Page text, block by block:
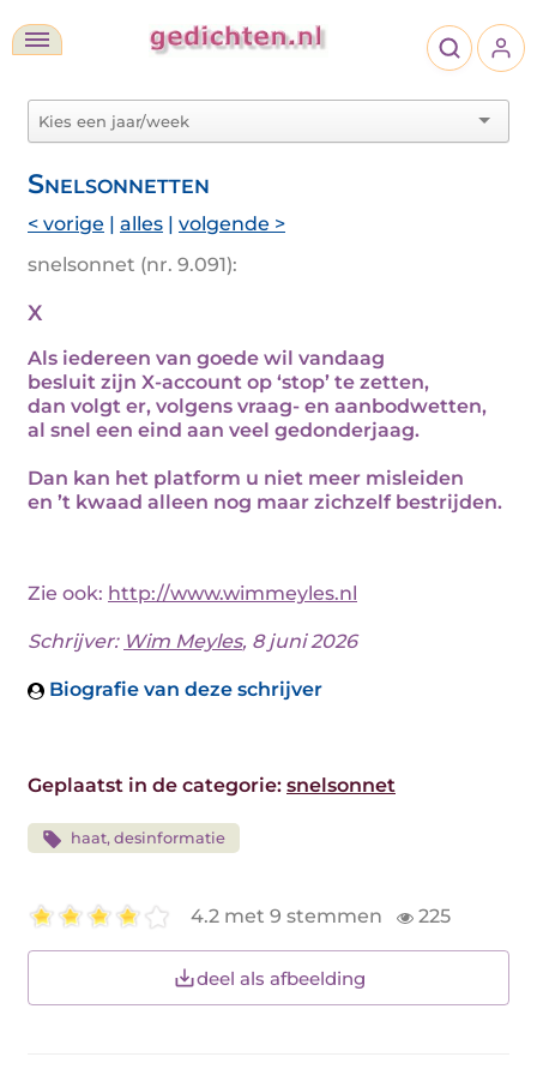
Snelsonnetten
< vorige | alles | volgende >
snelsonnet (nr. 9.091):
X
Als iedereen van goede wil vandaag
besluit zijn X-account op ‘stop’ te zetten,
dan volgt er, volgens vraag- en aanbodwetten,
al snel een eind aan veel gedonderjaag.
Dan kan het platform u niet meer misleiden
en ’t kwaad alleen nog maar zichzelf bestrijden.
Zie ook: http://www.wimmeyles.nl
Schrijver: Wim Meyles, 8 juni 2026
Biografie van deze schrijver
Geplaatst in de categorie: snelsonnet
haat, desinformatie
4.2 met 9 stemmen 225
deel als afbeelding